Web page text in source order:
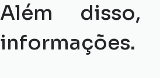
Além disso,
informações.